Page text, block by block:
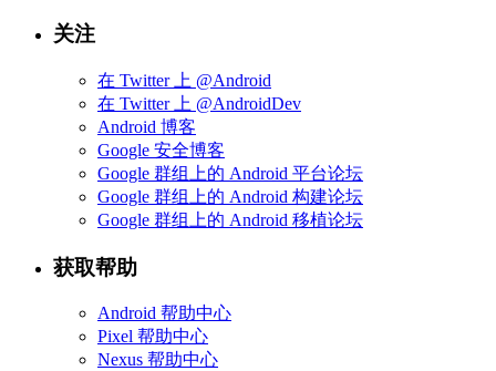
关注
在 Twitter 上 @Android
在 Twitter 上 @AndroidDev
Android 博客
Google 安全博客
Google 群组上的 Android 平台论坛
Google 群组上的 Android 构建论坛
Google 群组上的 Android 移植论坛
获取帮助
Android 帮助中心
Pixel 帮助中心
Nexus 帮助中心